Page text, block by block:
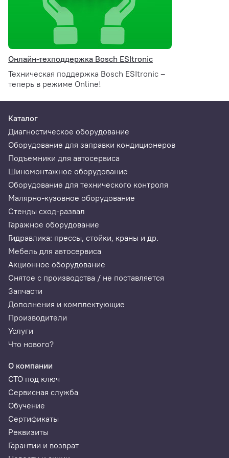
Функционально интегрированный переменный
Диагностический провод
Чемодан
шт.
Соединительный провод для прикуривателя
Электропитание 12 - 24 В DC
Соединительный провод USB 1 м
Сетевой провод
Блок питания 100 - 240 В
Онлайн-техподдержка Bosch ESItronic
Техническая поддержка Bosch ESItronic –
теперь в режиме Online!
Каталог
Диагностическое оборудование
Оборудование для заправки кондиционеров
Подъемники для автосервиса
Шиномонтажное оборудование
Оборудование для технического контроля
Малярно-кузовное оборудование
Стенды сход-развал
Гаражное оборудование
Гидравлика: прессы, стойки, краны и др.
Мебель для автосервиса
Акционное оборудование
Снятое с производства / не поставляется
Запчасти
Дополнения и комплектующие
Производители
Услуги
Что нового?
О компании
СТО под ключ
Сервисная служба
Обучение
Сертификаты
Реквизиты
Гарантии и возврат